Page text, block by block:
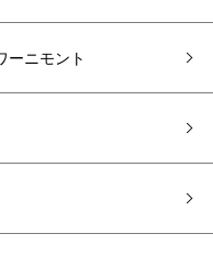
ーニモント